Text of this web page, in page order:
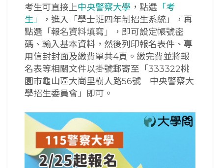
考生可直接上中央警察大學 ，點選 「考
生」
，進入「學士班四年制招生系統」，再
點選「報名資料填寫」，即可設定帳號密
碼、輸入基本資料，然後列印報名表件、專
用信封封面及繳費單共4頁。繳完費並將報
名表等相關文件以掛號郵寄至「333322桃
園市龜山區大崗里樹人路56號 中央警察大
學招生委員會」即可。